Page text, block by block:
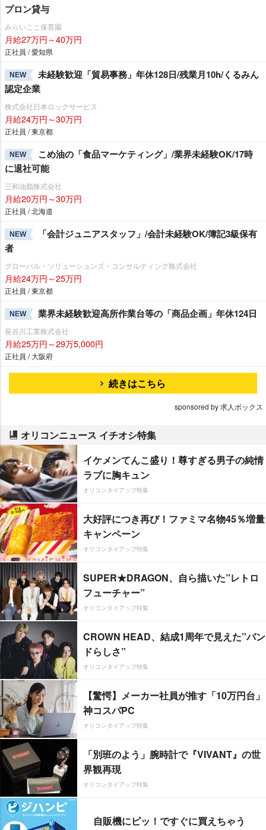
プロン貸与
みらいここ保育園
月給27万円～40万円
正社員 / 愛知県
NEW
未経験歓迎「貿易事務」年休128日/残業月10h/くるみん
認定企業
株式会社日本ロックサービス
月給24万円～30万円
正社員 / 東京都
NEW
こめ油の「食品マーケティング」/業界未経験OK/17時
に退社可能
三和油脂株式会社
月給20万円～30万円
正社員 / 北海道
NEW
「会計ジュニアスタッフ」/会計未経験OK/簿記3級保有
者
グローバル・ソリューションズ・コンサルティング株式会社
月給24万円～25万円
正社員 / 東京都
NEW 業界未経験歓迎高所作業台等の「商品企画」年休124日
長谷川工業株式会社
月給25万円～29万5,000円
正社員 / 大阪府
続きはこちら
sponsored by 求人ボックス
オリコンニュース イチオシ特集
イケメンてんこ盛り！尊すぎる男子の純情
ラブに胸キュン
オリコンタイアップ特集
大好評につき再び！ファミマ名物45％増量
キャンペーン
オリコンタイアップ特集
SUPER★DRAGON、自ら描いた”レトロ
フューチャー”
オリコンタイアップ特集
CROWN HEAD、結成1周年で見えた”バン
ドらしさ”
オリコンタイアップ特集
【驚愕】メーカー社員が推す「10万円台」
神コスパPC
オリコンタイアップ特集
「別班のよう」腕時計で『VIVANT』の世
界観再現
オリコンタイアップ特集
自販機にピッ！ですぐに買えちゃう